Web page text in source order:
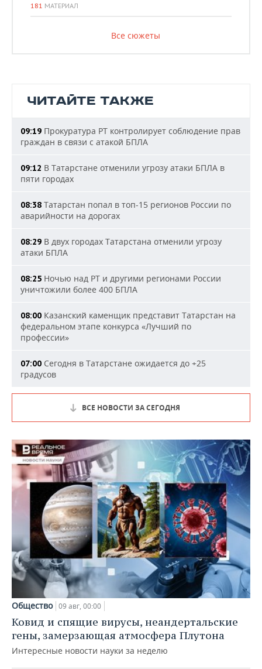
181 МАТЕРИАЛ
Все сюжеты
ЧИТАЙТЕ ТАКЖЕ
09:19 Прокуратура РТ контролирует соблюдение прав
граждан в связи с атакой БПЛА
09:12 В Татарстане отменили угрозу атаки БПЛА в
пяти городах
08:38 Татарстан попал в топ-15 регионов России по
аварийности на дорогах
08:29 В двух городах Татарстана отменили угрозу
атаки БПЛА
08:25 Ночью над РТ и другими регионами России
уничтожили более 400 БПЛА
08:00 Казанский каменщик представит Татарстан на
федеральном этапе конкурса «Лучший по
профессии»
07:00 Сегодня в Татарстане ожидается до +25
градусов
ВСЕ НОВОСТИ ЗА СЕГОДНЯ
Общество 09 авг, 00:00
Ковид и спящие вирусы, неандертальские
гены, замерзающая атмосфера Плутона
Интересные новости науки за неделю